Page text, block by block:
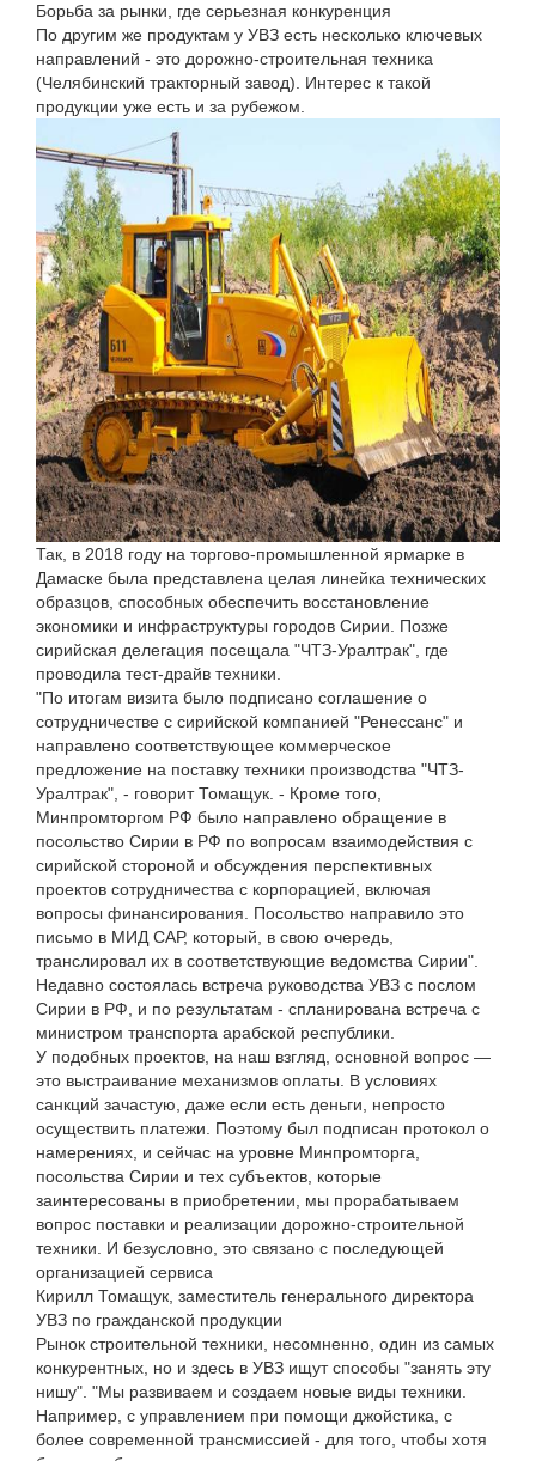
Борьба за рынки, где серьезная конкуренция
По другим же продуктам у УВЗ есть несколько ключевых
направлений - это дорожно-строительная техника
(Челябинский тракторный завод). Интерес к такой
продукции уже есть и за рубежом.
Так, в 2018 году на торгово-промышленной ярмарке в
Дамаске была представлена целая линейка технических
образцов, способных обеспечить восстановление
экономики и инфраструктуры городов Сирии. Позже
сирийская делегация посещала "ЧТЗ-Уралтрак", где
проводила тест-драйв техники.
"По итогам визита было подписано соглашение о
сотрудничестве с сирийской компанией "Ренессанс" и
направлено соответствующее коммерческое
предложение на поставку техники производства "ЧТЗ-
Уралтрак", - говорит Томащук. - Кроме того,
Минпромторгом РФ было направлено обращение в
посольство Сирии в РФ по вопросам взаимодействия с
сирийской стороной и обсуждения перспективных
проектов сотрудничества с корпорацией, включая
вопросы финансирования. Посольство направило это
письмо в МИД САР, который, в свою очередь,
транслировал их в соответствующие ведомства Сирии".
Недавно состоялась встреча руководства УВЗ с послом
Сирии в РФ, и по результатам - спланирована встреча с
министром транспорта арабской республики.
У подобных проектов, на наш взгляд, основной вопрос —
это выстраивание механизмов оплаты. В условиях
санкций зачастую, даже если есть деньги, непросто
осуществить платежи. Поэтому был подписан протокол о
намерениях, и сейчас на уровне Минпромторга,
посольства Сирии и тех субъектов, которые
заинтересованы в приобретении, мы прорабатываем
вопрос поставки и реализации дорожно-строительной
техники. И безусловно, это связано с последующей
организацией сервиса
Кирилл Томащук, заместитель генерального директора
УВЗ по гражданской продукции
Рынок строительной техники, несомненно, один из самых
конкурентных, но и здесь в УВЗ ищут способы "занять эту
нишу". "Мы развиваем и создаем новые виды техники.
Например, с управлением при помощи джойстика, с
более современной трансмиссией - для того, чтобы хотя